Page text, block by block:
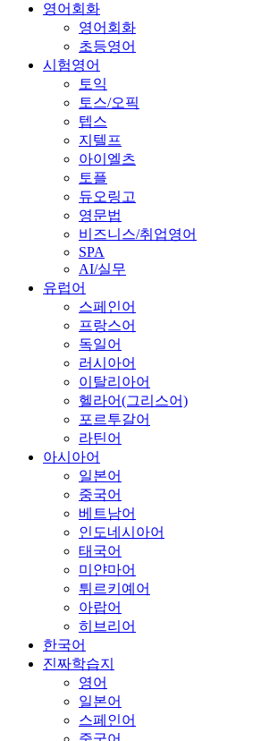
영어회화
영어회화
초등영어
시험영어
토익
토스/오픽
텝스
지텔프
아이엘츠
토플
듀오링고
영문법
비즈니스/취업영어
SPA
AI/실무
유럽어
스페인어
프랑스어
독일어
러시아어
이탈리아어
헬라어(그리스어)
포르투갈어
라틴어
아시아어
일본어
중국어
베트남어
인도네시아어
태국어
미얀마어
튀르키예어
아랍어
히브리어
한국어
진짜학습지
영어
일본어
스페인어